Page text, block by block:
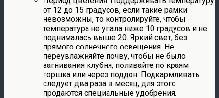
от 12 до 15 градусов, если такие рамки
невозможны, то контролируйте, чтобы
температура не упала ниже 10 градусов и не
поднималась выше 20. Яркий свет, без
прямого солнечного освещения. Не
переувлажняйте почву, чтобы не было
загнивания клубня, поливайте по краям
горшка или через поддон. Подкармливать
следует два раза в месяц, для этого
продаются специальные удобрения.